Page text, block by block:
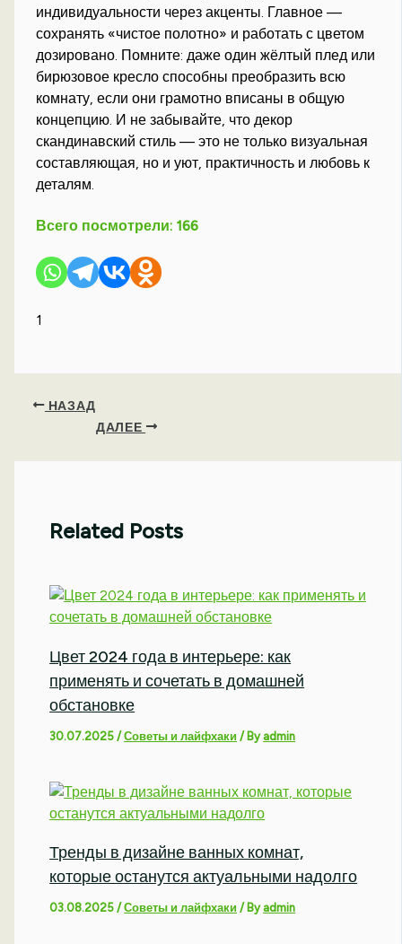
индивидуальности через акценты. Главное —
сохранять «чистое полотно» и работать с цветом
дозировано. Помните: даже один жёлтый плед или
бирюзовое кресло способны преобразить всю
комнату, если они грамотно вписаны в общую
концепцию. И не забывайте, что декор
скандинавский стиль — это не только визуальная
составляющая, но и уют, практичность и любовь к
деталям.
Всего посмотрели: 166
1
НАЗАД
ДАЛЕЕ
Related Posts
Цвет 2024 года в интерьере: как
применять и сочетать в домашней
обстановке
30.07.2025/Советы и лайфхаки / Byadmin
Тренды в дизайне ванных комнат,
которые останутся актуальными надолго
03.08.2025/Советы и лайфхаки / Byadmin